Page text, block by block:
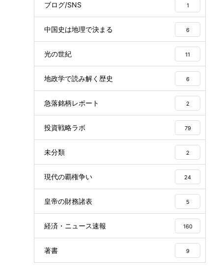
ブログ/SNS 1
中国史は地理で決まる 6
光の世紀 11
地政学で読み解く歴史 6
急落銘柄レポート 2
投資戦略ラボ 79
未分類 2
現代の覇権争い 24
皇帝の財務諸表 5
経済・ニュース速報 160
著書 9